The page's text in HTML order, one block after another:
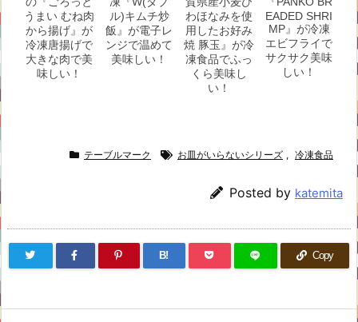
うまい むね肉
から揚げ』が
冷凍唐揚げで
大きな肉で美
味しい！
ル)キムチ炒
飯』が電子レ
ンジで温めて
美味しい！
わほなみを使
用したお好み
焼 豚玉』が冷
凍食品でふっ
くら美味し
い！
EADED SHRI
MP』が冷凍
エビフライで
サクサク美味
しい！
テーブルマーク お皿がいらないシリーズ , 冷凍食品
Posted by katemita
B! Copy